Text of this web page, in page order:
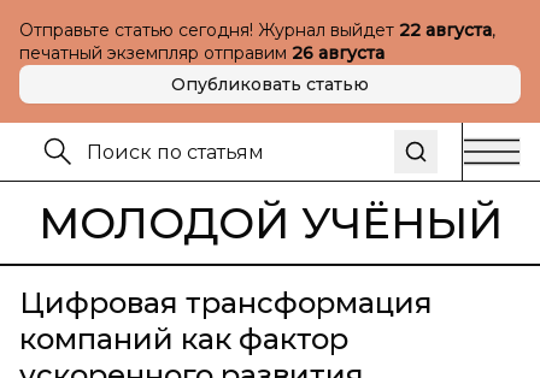
Отправьте статью сегодня! Журнал выйдет 22 августа,
печатный экземпляр отправим 26 августа
Опубликовать статью
МОЛОДОЙ УЧЁНЫЙ
Цифровая трансформация
компаний как фактор